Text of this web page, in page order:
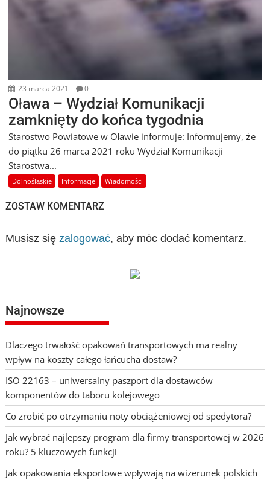
23 marca 2021 0
Oława – Wydział Komunikacji
zamknięty do końca tygodnia
Starostwo Powiatowe w Oławie informuje: Informujemy, że
do piątku 26 marca 2021 roku Wydział Komunikacji
Starostwa...
Dolnośląskie Informacje Wiadomości
ZOSTAW KOMENTARZ
Musisz się zalogować, aby móc dodać komentarz.
Najnowsze
Dlaczego trwałość opakowań transportowych ma realny
wpływ na koszty całego łańcucha dostaw?
ISO 22163 – uniwersalny paszport dla dostawców
komponentów do taboru kolejowego
Co zrobić po otrzymaniu noty obciążeniowej od spedytora?
Jak wybrać najlepszy program dla firmy transportowej w 2026
roku? 5 kluczowych funkcji
Jak opakowania eksportowe wpływają na wizerunek polskich